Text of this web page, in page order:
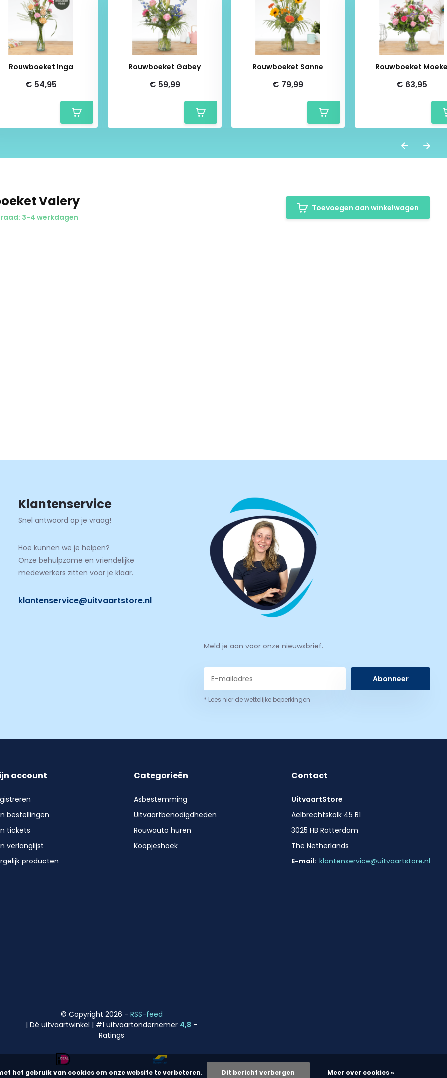
mag immers niet
een betrouwbare en veilige
Rouwboeket Inga
€ 54,95
Rouwboeket Gabey
€ 59,99
Rouwboeket Sanne
€ 79,99
Rouwboeket
€ 63,95
Valery
3-4 werkdagen
Toevoegen aan winkelwagen
Klantenservice
Snel antwoord op je vraag!
Hoe kunnen we je helpen?
Onze behulpzame en vriendelijke
medewerkers zitten voor je klaar.
klantenservice@uitvaartstore.nl
Meld je aan voor onze nieuwsbrief.
Abonneer
* Lees hier de wettelijke beperkingen
account
bestellingen
tickets
verlanglijst
producten
Categorieën
Asbestemming
Uitvaartbenodigdheden
Rouwauto huren
Koopjeshoek
Contact
UitvaartStore
Aelbrechtskolk 45 B1
3025 HB Rotterdam
The Netherlands
E-mail: klantenservice@uitvaartstore.nl
© Copyright 2026 - RSS-feed
| Dé uitvaartwinkel | #1 uitvaartondernemer 4,8 -
Ratings
het gebruik van cookies om onze website te verbeteren. Dit bericht verbergen Meer over cookies »